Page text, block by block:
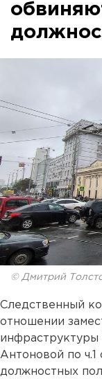
© Дмитрий
Следственный
отношении
инфраструктуры
Антоновой по
должностных